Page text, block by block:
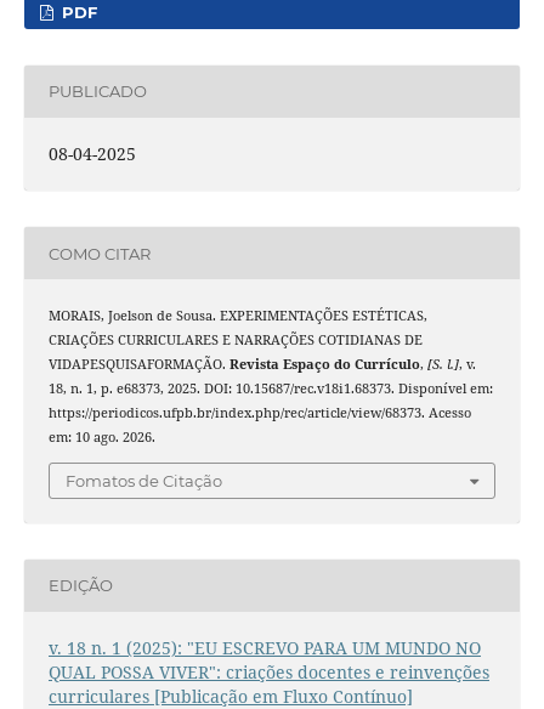
PDF
PUBLICADO
08-04-2025
COMO CITAR
MORAIS, Joelson de Sousa. EXPERIMENTAÇÕES ESTÉTICAS,
CRIAÇÕES CURRICULARES E NARRAÇÕES COTIDIANAS DE
VIDAPESQUISAFORMAÇÃO. Revista Espaço do Currículo, [S. l.], v.
18, n. 1, p. e68373, 2025. DOI: 10.15687/rec.v18i1.68373. Disponível em:
https://periodicos.ufpb.br/index.php/rec/article/view/68373. Acesso
em: 10 ago. 2026.
Fomatos de Citação
EDIÇÃO
v. 18 n. 1 (2025): "EU ESCREVO PARA UM MUNDO NO
QUAL POSSA VIVER": criações docentes e reinvenções
curriculares [Publicação em Fluxo Contínuo]